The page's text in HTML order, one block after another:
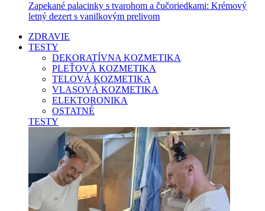
Zapekané palacinky s tvarohom a čučoriedkami: Krémový
letný dezert s vanilkovým prelivom
ZDRAVIE
TESTY
DEKORATÍVNA KOZMETIKA
PLEŤOVÁ KOZMETIKA
TELOVÁ KOZMETIKA
VLASOVÁ KOZMETIKA
ELEKTORONIKA
OSTATNÉ
TESTY